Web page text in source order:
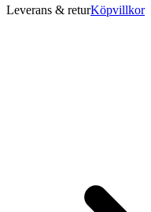
Leverans & returKöpvillkor